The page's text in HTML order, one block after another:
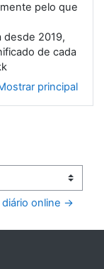
pelo que
desde 2019,
de cada
principal
online →